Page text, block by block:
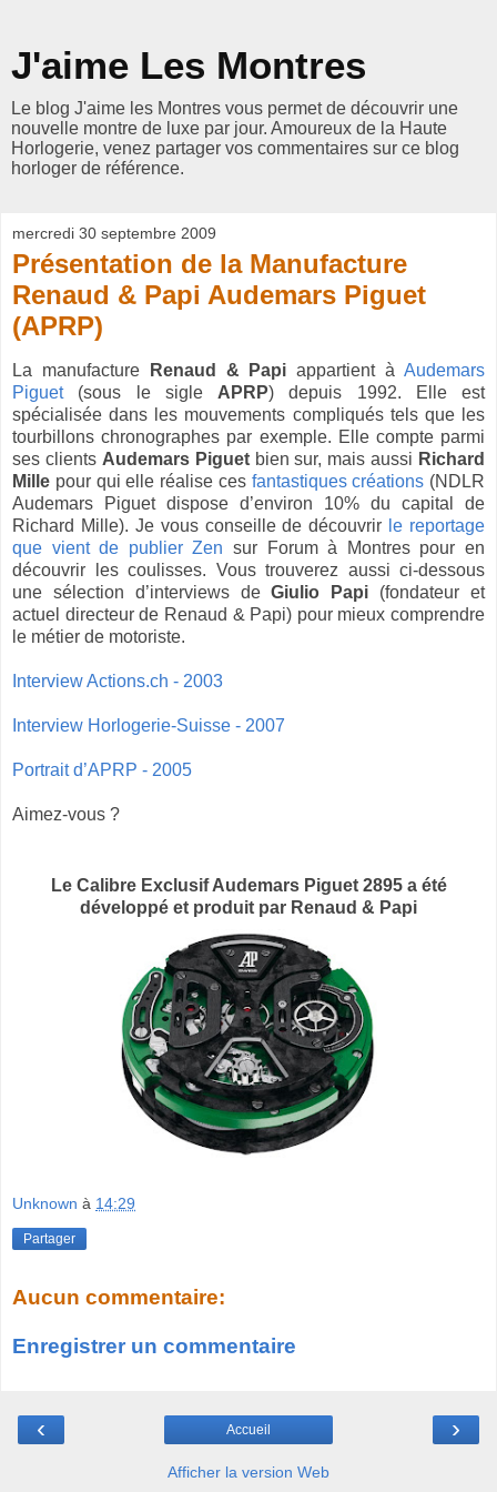
J'aime Les Montres
Le blog J'aime les Montres vous permet de découvrir une
nouvelle montre de luxe par jour. Amoureux de la Haute
Horlogerie, venez partager vos commentaires sur ce blog
horloger de référence.
mercredi 30 septembre 2009
Présentation de la Manufacture
Renaud & Papi Audemars Piguet
(APRP)
La manufacture Renaud & Papi appartient àAudemars
Piguet(sous le sigle APRP) depuis 1992. Elle est
spécialisée dans les mouvements compliqués tels que les
tourbillons chronographes par exemple. Elle compte parmi
ses clients Audemars Piguetbien sur, mais aussi Richard
Mille pour qui elle réalise ces fantastiques créations (NDLR
Audemars Piguet dispose d’environ 10% du capital de
Richard Mille). Je vous conseille de découvrir le reportage
que vient de publier Zen sur Forum à Montres pour en
découvrir les coulisses. Vous trouverez aussi ci-dessous
une sélection d’interviews deGiulio Papi (fondateur et
actuel directeur de Renaud & Papi) pour mieux comprendre
le métier de motoriste.
Interview Actions.ch - 2003
Interview Horlogerie-Suisse - 2007
Portrait d’APRP - 2005
Aimez-vous ?
Le Calibre Exclusif Audemars Piguet 2895 a été
développé et produit par Renaud & Papi
Unknown à 14:29
Partager
Aucun commentaire:
Enregistrer un commentaire
‹ ›
Accueil
Afficher la version Web